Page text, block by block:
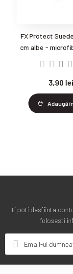
FX Protect Suede
cm albe -
3,90 lei
Adaugă
Iti poti desfiinta
folosesti